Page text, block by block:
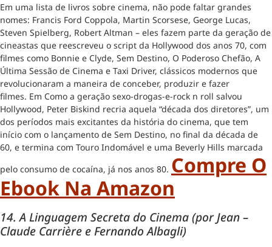
Em uma lista de livros sobre cinema, não pode faltar grandes
nomes: Francis Ford Coppola, Martin Scorsese, George Lucas,
Steven Spielberg, Robert Altman – eles fazem parte da geração de
cineastas que reescreveu o script da Hollywood dos anos 70, com
filmes como Bonnie e Clyde, Sem Destino, O Poderoso Chefão, A
Última Sessão de Cinema e Taxi Driver, clássicos modernos que
revolucionaram a maneira de conceber, produzir e fazer
filmes. Em Como a geração sexo-drogas-e-rock n roll salvou
Hollywood, Peter Biskind recria aquela “década dos diretores”, um
dos períodos mais excitantes da história do cinema, que tem
início com o lançamento de Sem Destino, no final da década de
60, e termina com Touro Indomável e uma Beverly Hills marcada
pelo consumo de cocaína, já nos anos 80. Compre O
Ebook Na Amazon
14. A Linguagem Secreta do Cinema (porJean –
Claude Carrière e Fernando Albagli)